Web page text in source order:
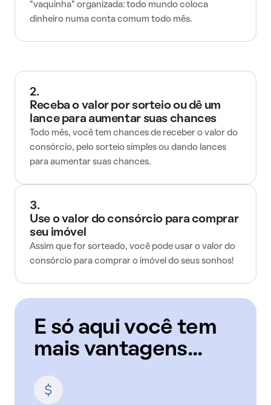
"vaquinha" organizada: todo mundo coloca
dinheiro numa conta comum todo mês.
2.
Receba o valor por sorteio ou dê um
lance para aumentar suas chances
Todo mês, você tem chances de receber o valor do
consórcio, pelo sorteio simples ou dando lances
para aumentar suas chances.
3.
Use o valor do consórcio para comprar
seu imóvel
Assim que for sorteado, você pode usar o valor do
consórcio para comprar o imóvel do seus sonhos!
E só aqui você tem
mais vantagens...